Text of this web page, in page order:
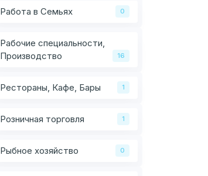
Работа в Семьях 0
Рабочие специальности,
Производство
16
Рестораны, Кафе, Бары 1
Розничная торговля 1
Рыбное хозяйство 0